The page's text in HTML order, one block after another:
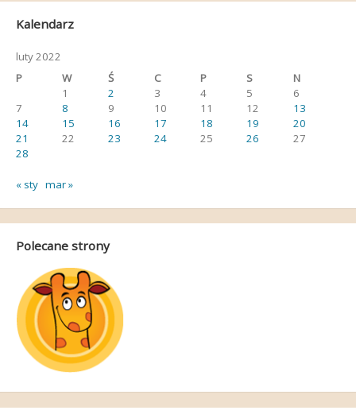
Kalendarz
luty 2022
P
W Ś C P S
N
1
2 3 4 5
6
7
8 9 10 11 12
13
14
15 16 17 18 19
20
21
22 23 24 25 26
27
28
« sty mar »
Polecane strony